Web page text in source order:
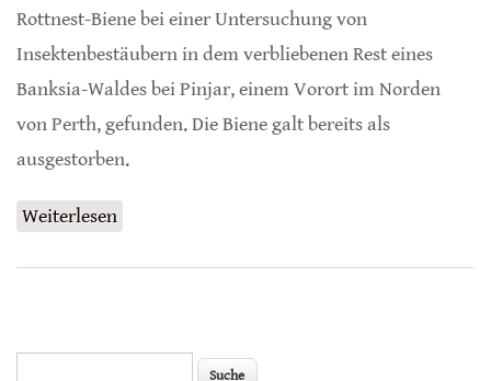
Rottnest-Biene bei einer Untersuchung von
Insektenbestäubern in dem verbliebenen Rest eines
Banksia-Waldes bei Pinjar, einem Vorort im Norden
von Perth, gefunden. Die Biene galt bereits als
ausgestorben.
Weiterlesen